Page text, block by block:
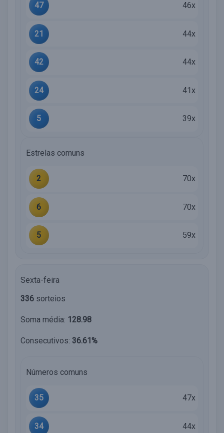
47 46x
21 44x
42 44x
24 41x
5 39x
Estrelas comuns
2 70x
6 70x
5 59x
Sexta-feira
336 sorteios
Soma média: 128.98
Consecutivos: 36.61%
Números comuns
35 47x
34 44x